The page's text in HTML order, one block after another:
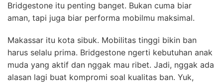
Bridgestone itu penting banget. Bukan cuma biar
aman, tapi juga biar performa mobilmu maksimal.
Makassar itu kota sibuk. Mobilitas tinggi bikin ban
harus selalu prima. Bridgestone ngerti kebutuhan anak
muda yang aktif dan nggak mau ribet. Jadi, nggak ada
alasan lagi buat kompromi soal kualitas ban. Yuk,